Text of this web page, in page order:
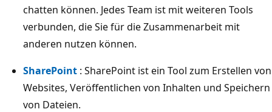
chatten können. Jedes Team ist mit weiteren Tools
verbunden, die Sie für die Zusammenarbeit mit
anderen nutzen können.
SharePoint : SharePoint ist ein Tool zum Erstellen von
Websites, Veröffentlichen von Inhalten und Speichern
von Dateien.